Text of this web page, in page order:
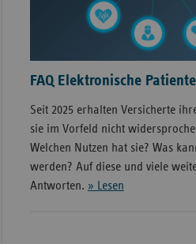
FAQ Elektronische
Seit 2025 erhalten Versicherte
sie im Vorfeld nicht
Welchen Nutzen hat sie? Was
werden? Auf diese und viele
Antworten. » Lesen